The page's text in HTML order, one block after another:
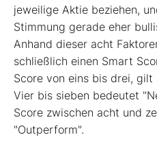
jeweilige Aktie beziehen,
Stimmung gerade eher
Anhand dieser acht
schließlich einen Smart
Score von eins bis drei,
Vier bis sieben bedeutet
Score zwischen acht und
"Outperform".